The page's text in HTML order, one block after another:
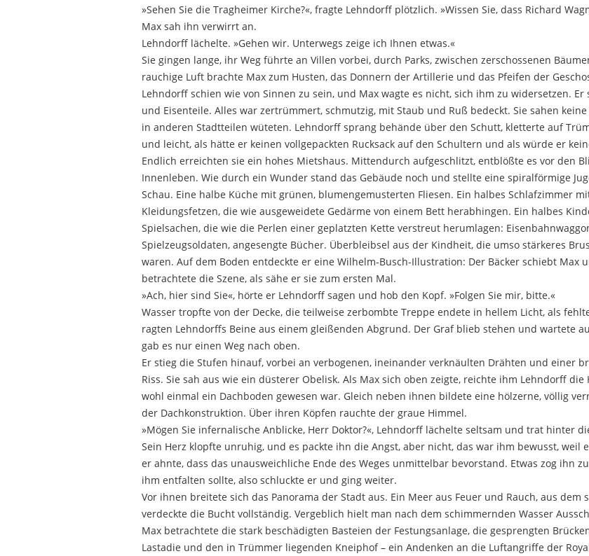
»Sehen Sie die Tragheimer Kirche?«, fragte Lehndorff plötzlich. »Wissen Sie, dass Richard
Max sah ihn verwirrt an.
Lehndorff lächelte. »Gehen wir. Unterwegs zeige ich Ihnen etwas.«
Sie gingen lange, ihr Weg führte an Villen vorbei, durch Parks, zwischen zerschossenen
rauchige Luft brachte Max zum Husten, das Donnern der Artillerie und das Pfeifen der
Lehndorff schien wie von Sinnen zu sein, und Max wagte es nicht, sich ihm zu widersetzen.
und Eisenteile. Alles war zertrümmert, schmutzig, mit Staub und Ruß bedeckt. Sie sahen
in anderen Stadtteilen wüteten. Lehndorff sprang behände über den Schutt, kletterte auf
und leicht, als hätte er keinen vollgepackten Rucksack auf den Schultern und als würde er
Endlich erreichten sie ein hohes Mietshaus. Mittendurch aufgeschlitzt, entblößte es vor den
Innenleben. Wie durch ein Wunder stand das Gebäude noch und stellte eine spiralförmige
Schau. Eine halbe Küche mit grünen, blumengemusterten Fliesen. Ein halbes Schlafzimmer
Kleidungsfetzen, die wie ausgeweidete Gedärme von einem Bett herabhingen. Ein halbes
Spielsachen, die wie die Perlen einer geplatzten Kette verstreut herumlagen:
Spielzeugsoldaten, angesengte Bücher. Überbleibsel aus der Kindheit, die umso stärkeres
waren. Auf dem Boden entdeckte er eine Wilhelm-Busch-Illustration: Der Bäcker schiebt Max
betrachtete die Szene, als sähe er sie zum ersten Mal.
»Ach, hier sind Sie«, hörte er Lehndorff sagen und hob den Kopf. »Folgen Sie mir, bitte.«
Wasser tropfte von der Decke, die teilweise zerbombte Treppe endete in hellem Licht, als
ragten Lehndorffs Beine aus einem gleißenden Abgrund. Der Graf blieb stehen und wartete
gab es nur einen Weg nach oben.
Er stieg die Stufen hinauf, vorbei an verbogenen, ineinander verknäulten Drähten und einer
Riss. Sie sah aus wie ein düsterer Obelisk. Als Max sich oben zeigte, reichte ihm Lehndorff
wohl einmal ein Dachboden gewesen war. Gleich neben ihnen bildete eine hölzerne, völlig
der Dachkonstruktion. Über ihren Köpfen rauchte der graue Himmel.
»Mögen Sie infernalische Anblicke, Herr Doktor?«, Lehndorff lächelte seltsam und trat hinter
Sein Herz klopfte unruhig, und es packte ihn die Angst, aber nicht, das war ihm bewusst,
er ahnte, dass das unausweichliche Ende des Weges unmittelbar bevorstand. Etwas zog ihn
ihm entfalten sollte, also schluckte er und ging weiter.
Vor ihnen breitete sich das Panorama der Stadt aus. Ein Meer aus Feuer und Rauch, aus
verdeckte die Bucht vollständig. Vergeblich hielt man nach dem schimmernden Wasser
Max betrachtete die stark beschädigten Basteien der Festungsanlage, die gesprengten
Lastadie und den in Trümmer liegenden Kneiphof – ein Andenken an die Luftangriffe der